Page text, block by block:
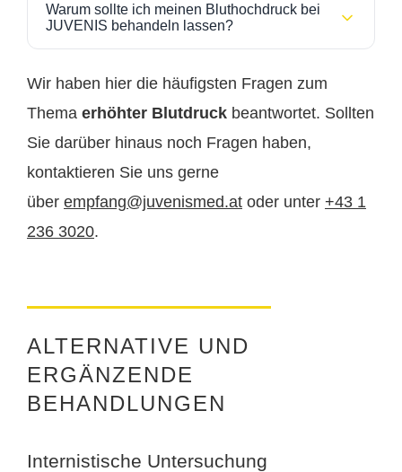
350.
Therapien handelt, ist häufig eine(teilweise)
Warum sollte ich meinen Bluthochdruck bei
JUVENIS behandeln lassen?
Diagnostik, individueller Betreuung und
gezielte Vorsorge, präzise Untersuchungen und
individuell abgestimmte Therapiekonzepte wird Ihr
Herz-Kreislauf-Risiko nachhaltig reduziert
Wir haben hier die häufigsten Fragen zum
Thema erhöhter Blutdruck beantwortet. Sollten
Sie darüber hinaus noch Fragen haben,
kontaktieren Sie uns gerne
über empfang@juvenismed.at oder unter +43 1
236 3020.
ALTERNATIVE UND
ERGÄNZENDE
BEHANDLUNGEN
Internistische Untersuchung